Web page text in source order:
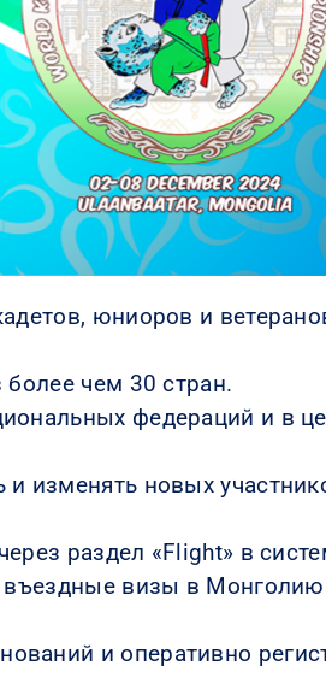
юниоров и
чем 30 стран.
федераций и в
изменять новых
раздел «Flight» в
въездные визы в
и оперативно